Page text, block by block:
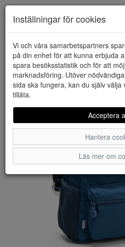
HEM NORTHPIONEER
Inställningar för cookies
Vi och våra samarbetspartners
på din enhet för att kunna erbjuda
spara besöksstatistik och för att
marknadsföring. Utöver
sida ska fungera, kan du själv välja
tillåta.
Acceptera
Hantera
Läs mer om